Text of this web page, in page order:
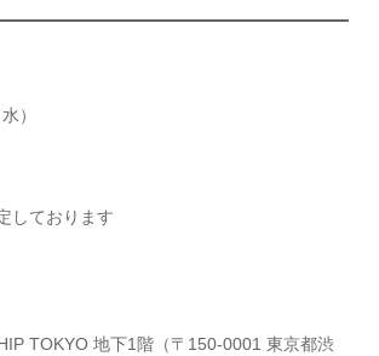
）
しております
TOKYO 地下1階（〒150-0001 東京都渋